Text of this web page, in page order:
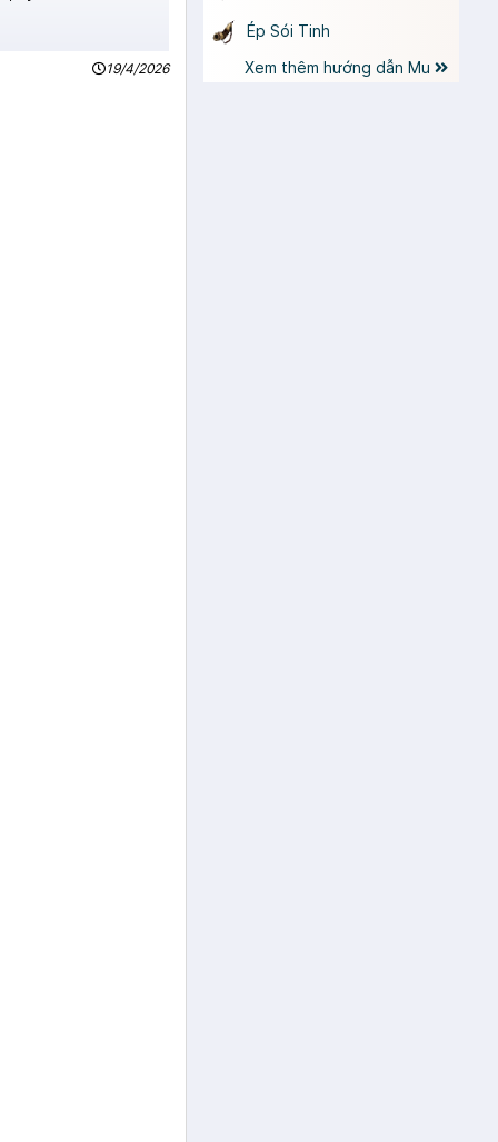
19/4/2026
Ép Sói Tinh
Xem thêm hướng dẫn Mu